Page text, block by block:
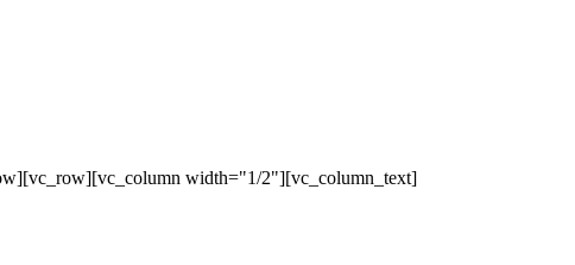
width="1/2"][vc_column_text]